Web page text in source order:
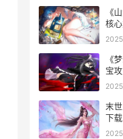
《
核
指
《
宝
有
末
下